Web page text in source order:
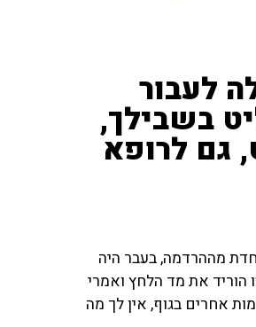
לעבור
בשבילך,
גם לרופא
מפחדת מההרדמה, בעבר היה
הוריד את מד הלחץ ואמרי
אחרים בגוף, אין לך מה